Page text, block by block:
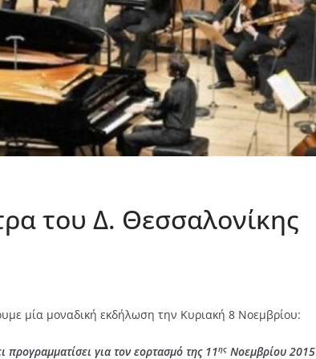
του Δ. Θεσσαλονίκης
μία μοναδική εκδήλωση την Κυριακή 8 Νοεμβρίου:
προγραμματίσει για τον εορτασμό της 11ης Νοεμβρίου 2015